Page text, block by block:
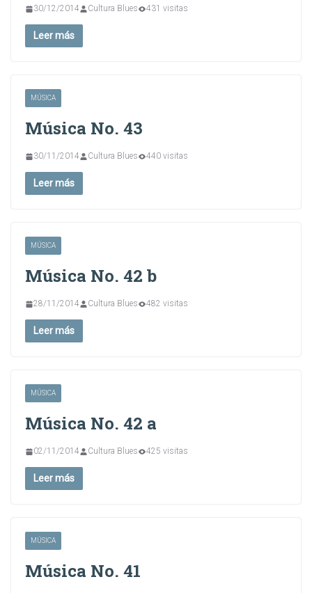
30/12/2014 Cultura Blues 431 visitas
Leer más
MÚSICA
Música No. 43
30/11/2014 Cultura Blues 440 visitas
Leer más
MÚSICA
Música No. 42 b
28/11/2014 Cultura Blues 482 visitas
Leer más
MÚSICA
Música No. 42 a
02/11/2014 Cultura Blues 425 visitas
Leer más
MÚSICA
Música No. 41